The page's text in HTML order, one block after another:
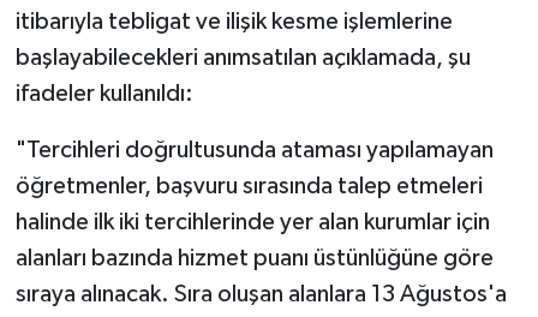
itibarıyla tebligat ve ilişik kesme işlemlerine
başlayabilecekleri anımsatılan açıklamada, şu
ifadeler kullanıldı:
"Tercihleri doğrultusunda ataması yapılamayan
öğretmenler, başvuru sırasında talep etmeleri
halinde ilk iki tercihlerinde yer alan kurumlar için
alanları bazında hizmet puanı üstünlüğüne göre
sıraya alınacak. Sıra oluşan alanlara 13 Ağustos'a